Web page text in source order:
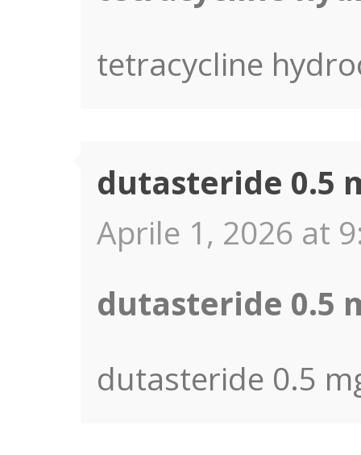
tetracycline
dutasteride 0.5
Aprile 1, 2026 at
dutasteride 0.5
dutasteride 0.5